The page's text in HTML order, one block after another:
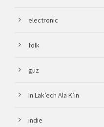
electronic
folk
güz
In Lak’ech Ala K’in
indie